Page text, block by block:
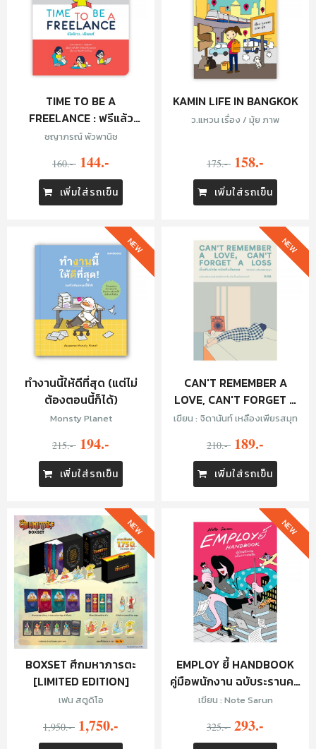
TIME TO BE A
FREELANCE : ฟรีแล้ว
วว...ฟรีแลนซ์
ชญาภรณ์ พัวพานิช
160.- 144.-
เพิ่มใส่รถเข็น
KAMIN LIFE IN BANGKOK
ว.แหวน เรื่อง / มุ้ย ภาพ
175.- 158.-
เพิ่มใส่รถเข็น
ทำงานนี้ให้ดีที่สุด (แต่ไม่
ต้องตอนนี้ก็ได้)
Monsty Planet
215.- 194.-
เพิ่มใส่รถเข็น
NEW
CAN'T REMEMBER A
LOVE, CAN'T FORGET A
LOSS เจ็บเกินจำรัก หนักเกิน
เขียน : จิดานันท์ เหลืองเพียรสมุท
210.- 189.-
เพิ่มใส่รถเข็น
NEW
BOXSET ศึกมหาภารตะ
[LIMITED EDITION]
เฟน สตูดิโอ
1,950.- 1,750.-
NEW
EMPLOY ยี้ HANDBOOK
คู่มือพนักงาน ฉบับระรานคน
อื่น
เขียน : Note Sarun
325.- 293.-
NEW